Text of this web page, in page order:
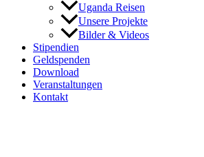
Uganda Reisen
Unsere Projekte
Bilder & Videos
Stipendien
Geldspenden
Download
Veranstaltungen
Kontakt